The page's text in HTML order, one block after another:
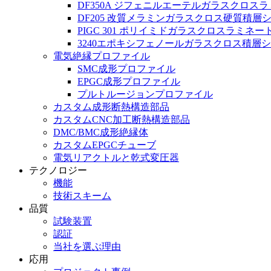
DF350A ジフェニルエーテルガラスクロスラ
DF205 改質メラミンガラスクロス硬質積層
PIGC 301 ポリイミドガラスクロスラミネー
3240エポキシフェノールガラスクロス積層シ
電気絶縁プロファイル
SMC成形プロファイル
EPGC成形プロファイル
プルトルージョンプロファイル
カスタム成形断熱構造部品
カスタムCNC加工断熱構造部品
DMC/BMC成形絶縁体
カスタムEPGCチューブ
電気リアクトルと乾式変圧器
テクノロジー
機能
技術スキーム
品質
試験装置
認証
当社を選ぶ理由
応用